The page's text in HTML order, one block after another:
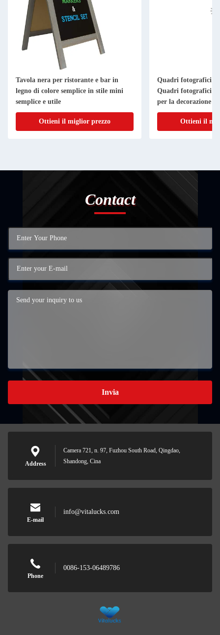
Tavola nera per ristorante e bar in
legno di colore semplice in stile mini
semplice e utile
Ottieni il miglior prezzo
Quadri fotografici
Quadri fotografici
per la decorazione
Ottieni il
Contact
Invia
Address
Camera 721, n. 97, Fuzhou South Road, Qingdao,
Shandong, Cina
E-mail
info@vitalucks.com
Phone
0086-153-06489786